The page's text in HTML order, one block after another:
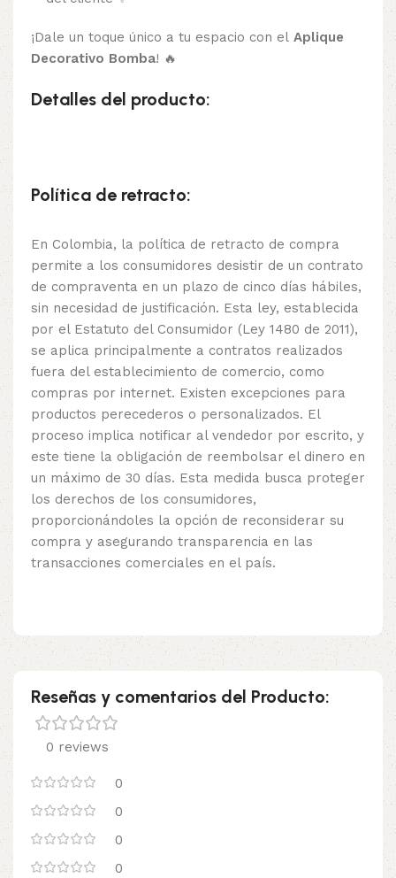
¡Dale un toque único a tu espacio con el Aplique
Decorativo Bomba! 🔥
Detalles del producto:
Política de retracto:
En Colombia, la política de retracto de compra
permite a los consumidores desistir de un contrato
de compraventa en un plazo de cinco días hábiles,
sin necesidad de justificación. Esta ley, establecida
por el Estatuto del Consumidor (Ley 1480 de 2011),
se aplica principalmente a contratos realizados
fuera del establecimiento de comercio, como
compras por internet. Existen excepciones para
productos perecederos o personalizados. El
proceso implica notificar al vendedor por escrito, y
este tiene la obligación de reembolsar el dinero en
un máximo de 30 días. Esta medida busca proteger
los derechos de los consumidores,
proporcionándoles la opción de reconsiderar su
compra y asegurando transparencia en las
transacciones comerciales en el país.
Reseñas y comentarios del Producto:
0 reviews
0
0
0
0